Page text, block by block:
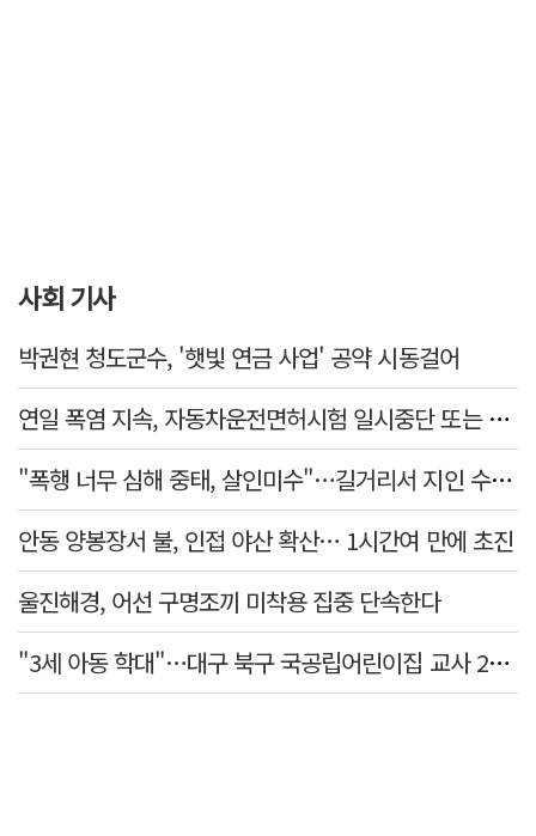
사회 기사
박권현 청도군수, '햇빛 연금 사업' 공약 시동걸어
연일 폭염 지속, 자동차운전면허시험 일시중단 또는 축소 운영
"폭행 너무 심해 중태, 살인미수"…길거리서 지인 수십회 때린 50대 '긴급체포'
안동 양봉장서 불, 인접 야산 확산… 1시간여 만에 초진
울진해경, 어선 구명조끼 미착용 집중 단속한다
"3세 아동 학대"…대구 북구 국공립어린이집 교사 2명 검찰 송치